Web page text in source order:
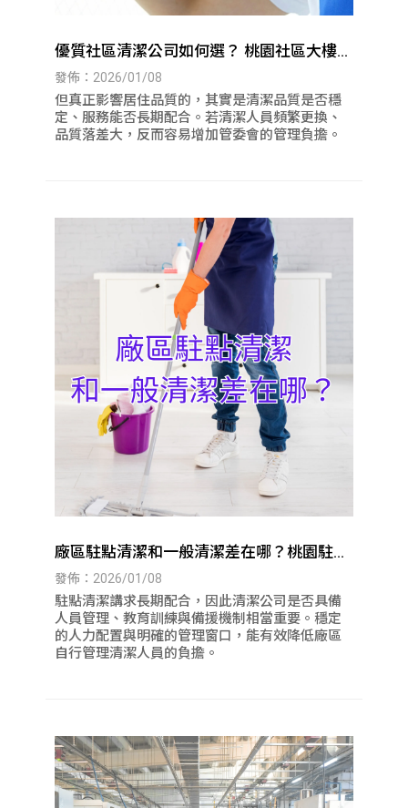
優質社區清潔公司如何選？ 桃園社區大樓清
潔｜八德社區大樓清潔
發佈：2026/01/08
但真正影響居住品質的，其實是清潔品質是否穩
定、服務能否長期配合。若清潔人員頻繁更換、
品質落差大，反而容易增加管委會的管理負擔。
廠區駐點清潔和一般清潔差在哪？桃園駐點
清潔｜八德駐點清潔
發佈：2026/01/08
駐點清潔講求長期配合，因此清潔公司是否具備
人員管理、教育訓練與備援機制相當重要。穩定
的人力配置與明確的管理窗口，能有效降低廠區
自行管理清潔人員的負擔。